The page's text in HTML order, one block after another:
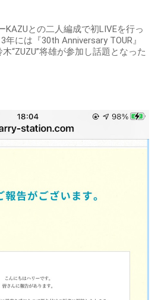
KAZUとの二人編成で初LIVEを行っ
には『30th Anniversary TOUR』
“ZUZU”将雄が参加し話題となった